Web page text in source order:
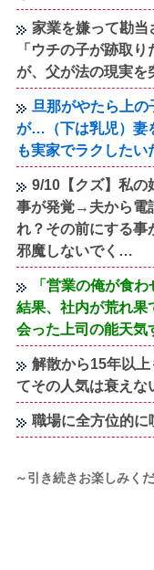
家業を嫌って勘当
「ウチの子が跡取
が、父が法の現実を
旦那がやたら上の
が…（下は乳児）妻
も実家でラクしたい
9/10【クズ】私の
事が発覚→夫から電
れ？その前にする事
邪魔しないでく…
「営業の俺が食
結果、社内が荒れ果
会った上司の能天気
解散から15年以
てその人気は衰えな
職場に全方位的に
～引き続きお楽しみく